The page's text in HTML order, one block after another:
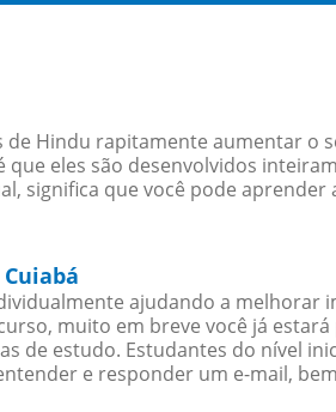
Hindu rapitamente aumentar o
eles são desenvolvidos
significa que você pode
ajudando a melhorar
muito em breve você já
de estudo. Estudantes do nível
e responder um e-mail,